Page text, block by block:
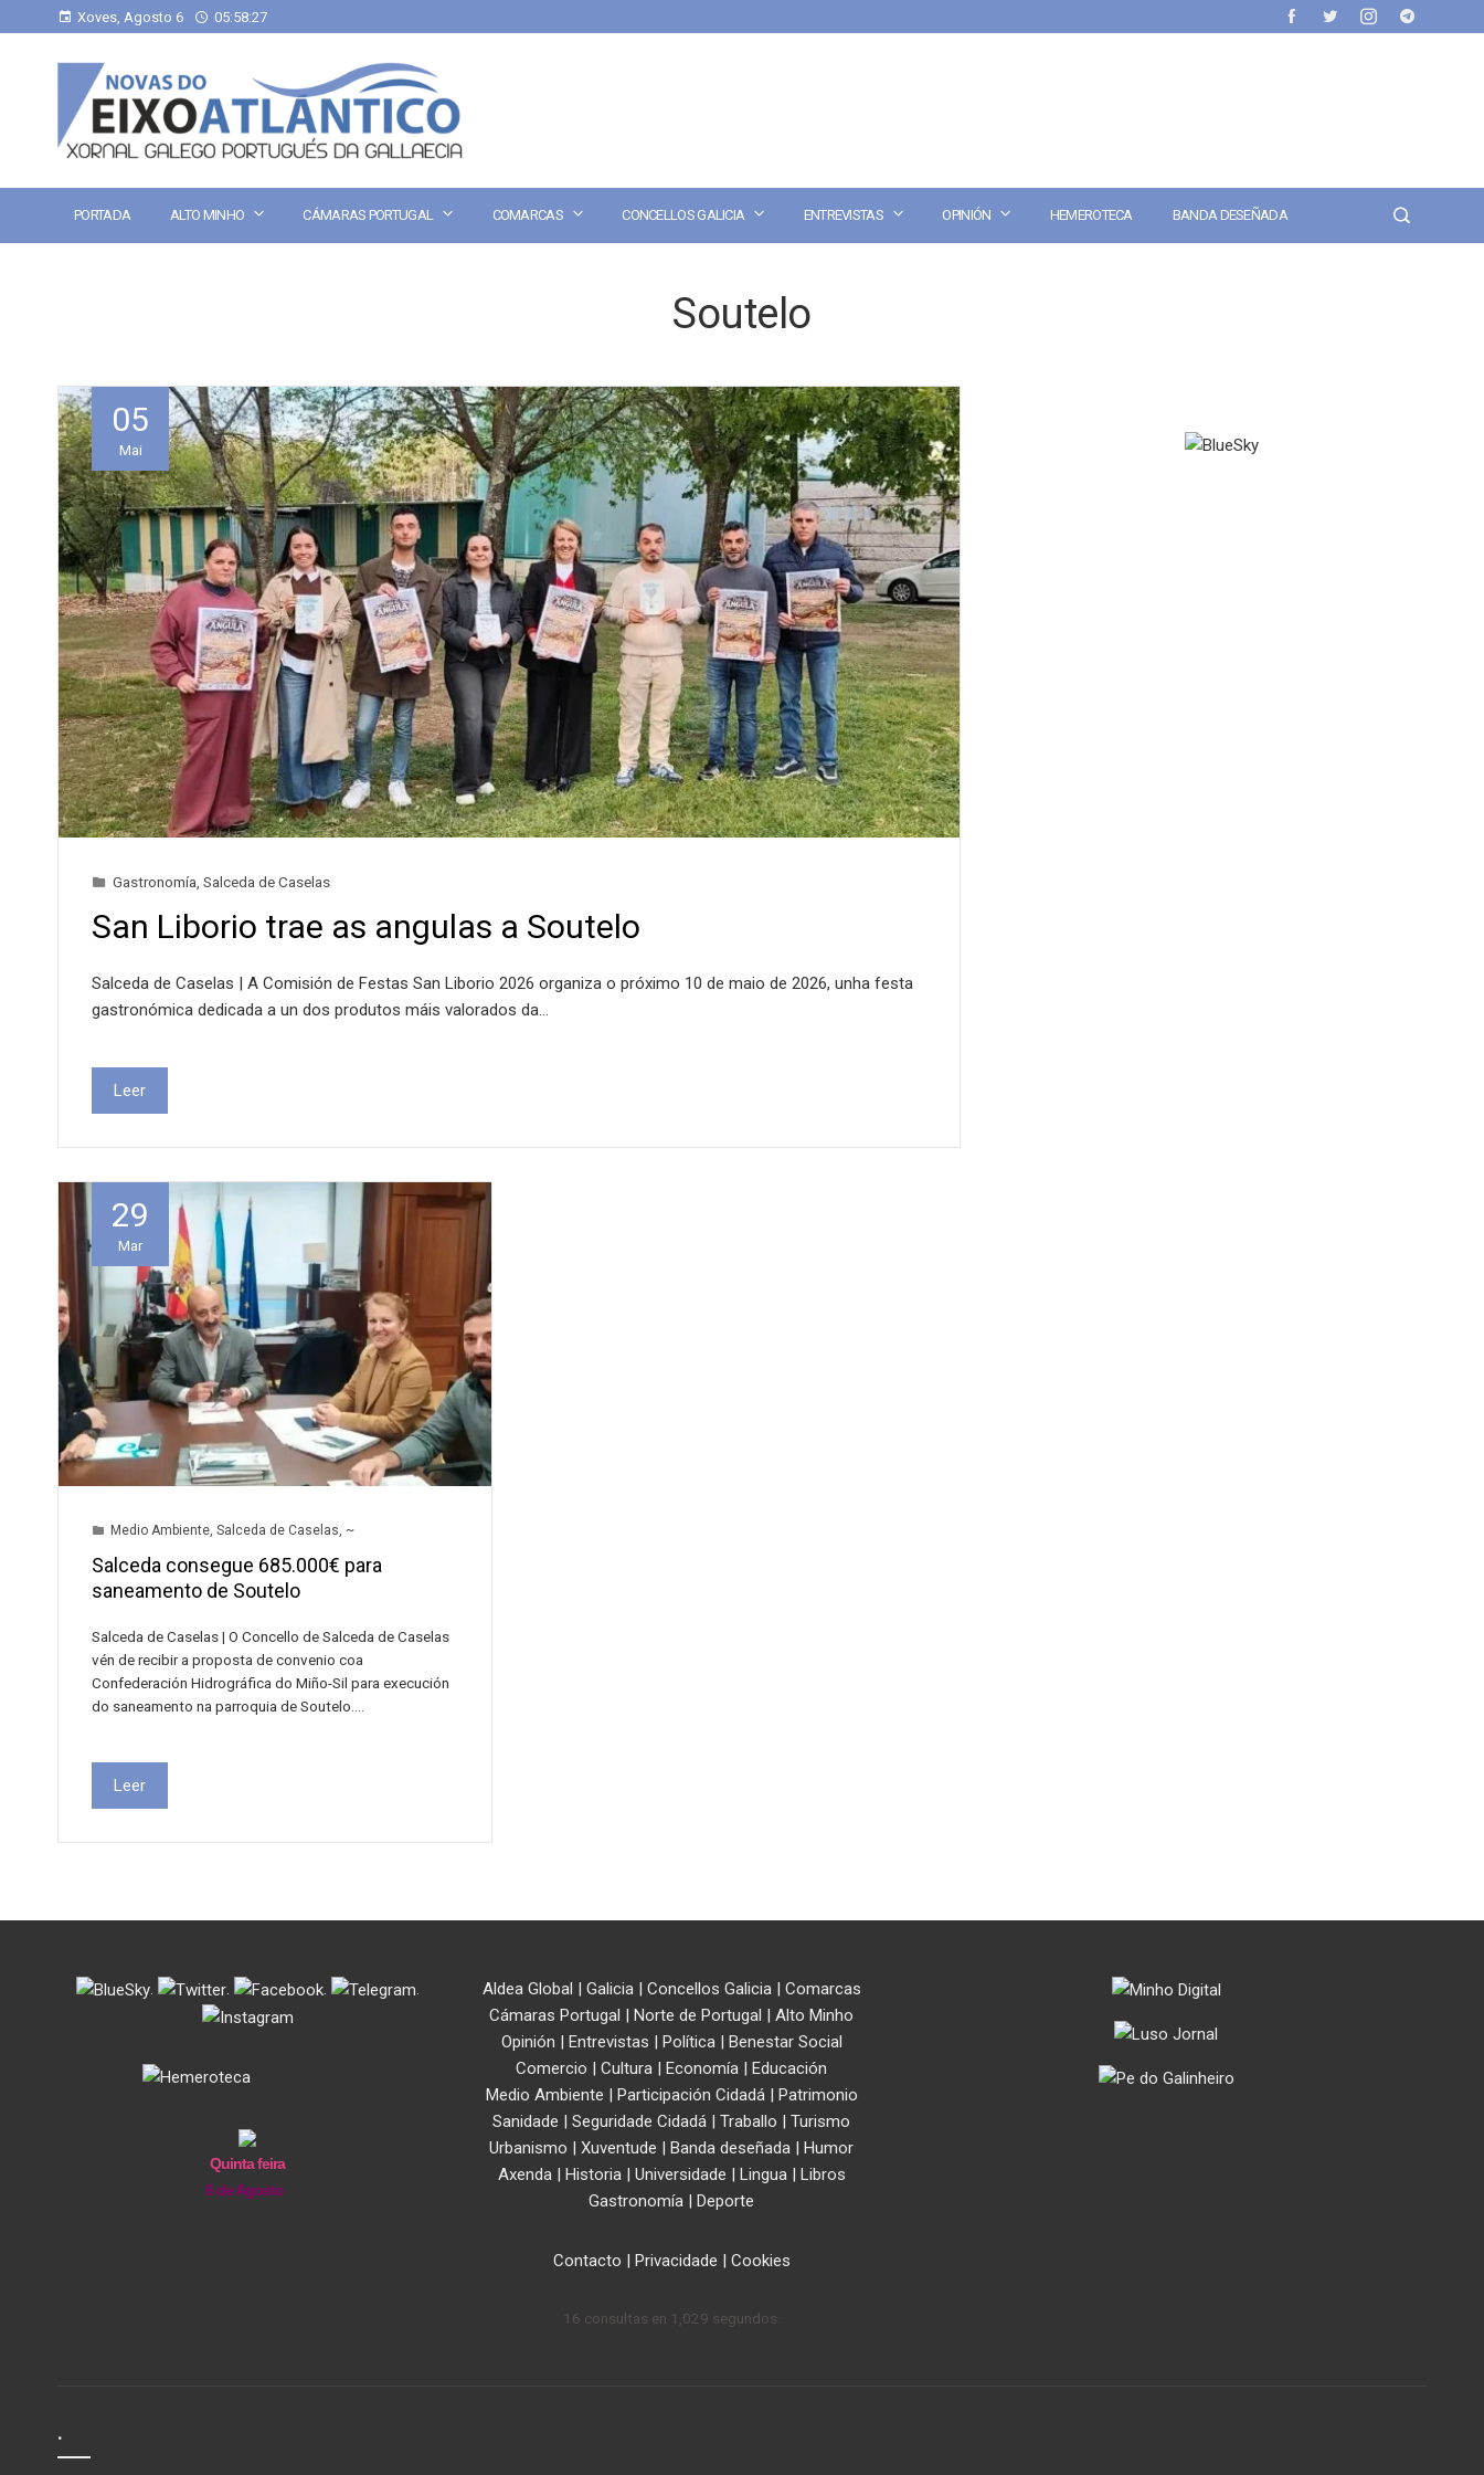
Xoves, Agosto 6 05:58:28
PORTADA ALTO MINHO CÁMARAS PORTUGAL COMARCAS CONCELLOS GALICIA ENTREVISTAS OPINIÓN HEMEROTECA BANDA DESEÑADA
Soutelo
05
Mai
Gastronomía Salceda de Caselas
San Liborio trae as angulas a Soutelo
Salceda de Caselas | A Comisión de Festas San Liborio 2026 organiza o próximo 10 de maio de 2026, unha festa
gastronómica dedicada a un dos produtos máis valorados da…
Leer
29
Mar
Medio Ambiente Salceda de Caselas ~
Salceda consegue 685.000€ para
saneamento de Soutelo
Salceda de Caselas | O Concello de Salceda de Caselas
vén de recibir a proposta de convenio coa
Confederación Hidrográfica do Miño-Sil para execución
do saneamento na parroquia de Soutelo.…
Leer
. . . .
Quinta feira
6 de Agosto
Aldea Global | Galicia| Concellos Galicia| Comarcas
Cámaras Portugal | Norte de Portugal | Alto Minho
Opinión | Entrevistas | Política| Benestar Social
Comercio | Cultura | Economía | Educación
Medio Ambiente | Participación Cidadá| Patrimonio
Sanidade | Seguridade Cidadá | Traballo | Turismo
Urbanismo | Xuventude | Banda deseñada | Humor
Axenda| Historia| Universidade | Lingua| Libros
Gastronomía | Deporte
Contacto | Privacidade | Cookies
16 consultas en 1,029 segundos.
.